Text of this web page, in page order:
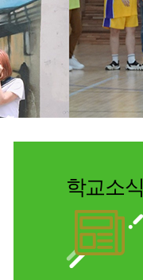
학교소식